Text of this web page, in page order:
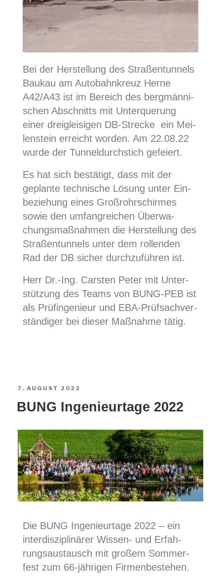
Bei der Her­stel­lung des Stra­ßen­tun­nels
Bau­kau am Auto­bahn­kreuz Her­ne
A42/A43 ist im Bereich des berg­män­ni­
schen Abschnitts mit Unter­que­rung
einer drei­glei­si­gen DB-Stre­cke ein Mei­
len­stein erreicht wor­den. Am 22.08.22
wur­de der Tun­nel­durch­stich gefei­ert.
Es hat sich bestä­tigt, dass mit der
geplan­te tech­ni­sche Lösung unter Ein­
be­zie­hung eines Groß­rohr­schir­mes
sowie den umfang­rei­chen Über­wa­
chungs­maß­nah­men die Her­stel­lung des
Stra­ßen­tun­nels unter dem rol­len­den
Rad der DB sicher durch­zu­füh­ren ist.
Herr Dr.-Ing. Cars­ten Peter mit Unter­
stüt­zung des Teams von BUNG-PEB ist
als Prüf­in­ge­nieur und EBA-Prüf­sach­ver­
stän­di­ger bei die­ser Maß­nah­me tätig.
7. AUGUST 2022
BUNG Inge­nieur­ta­ge 2022
Die BUNG Inge­nieur­ta­ge 2022 – ein
inter­dis­zi­pli­nä­rer Wis­sen- und Erfah­
rungs­aus­tausch mit gro­ßem Som­mer­
fest zum 66-jäh­ri­gen Firmenbestehen.